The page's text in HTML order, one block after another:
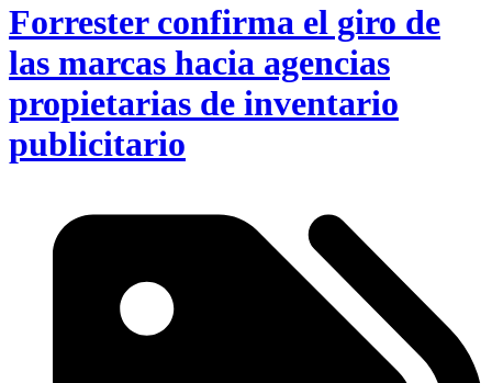
Forrester confirma el giro de
las marcas hacia agencias
propietarias de inventario
publicitario